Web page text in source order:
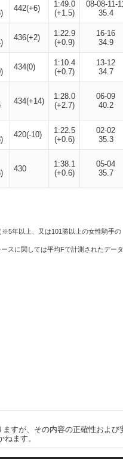
442(+6)
1:49.0
(+1.5)
08-08-11-
35.4
436(+2)
1:22.9
(+0.9)
16-16
34.9
434(0)
1:10.4
(+0.7)
13-12
34.7
434(+14)
1:28.0
(+2.7)
06-09
40.2
420(-10)
1:22.5
(+0.6)
02-02
35.3
430
1:38.1
(+0.6)
05-04
35.7
※5年以上、又は101勝以上の女性騎手の
スに関しては平均Fで計測されたデー
すが、その内容の正確性およ
ます。